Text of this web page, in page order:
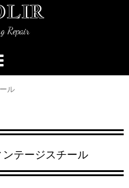
Repair
ル
ンテージスチール